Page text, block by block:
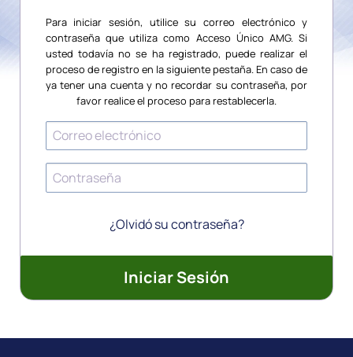
Para iniciar sesión, utilice su correo electrónico y
contraseña que utiliza como Acceso Único AMG. Si
usted todavía no se ha registrado, puede realizar el
proceso de registro en la siguiente pestaña. En caso de
ya tener una cuenta y no recordar su contraseña, por
favor realice el proceso para restablecerla.
¿Olvidó su contraseña?
Iniciar Sesión